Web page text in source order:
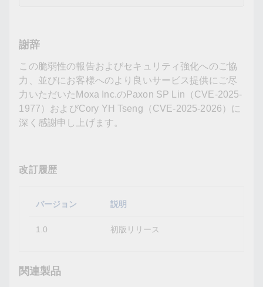
謝辞
この脆弱性の報告およびセキュリティ強化へのご協
力、並びにお客様へのより良いサービス提供にご尽
力いただいたMoxa Inc.のPaxon SP Lin（CVE-2025-
1977）およびCory YH Tseng（CVE-2025-2026）に
深く感謝申し上げます。
改訂履歴
バージョン 説明
1.0 初版リリース
関連製品